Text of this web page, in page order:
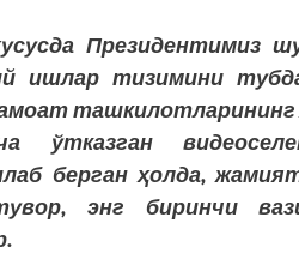
Президентимиз
ишлар тизимини
ўтказган
берган ҳолда,
энг биринчи